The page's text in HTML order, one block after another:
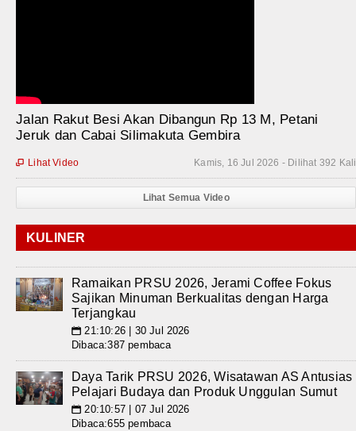
Jalan Rakut Besi Akan Dibangun Rp 13 M, Petani
Jeruk dan Cabai Silimakuta Gembira
Kamis, 16 Jul 2026 - Dilihat 392 Kali
 Lihat Video
Lihat Semua Video
KULINER
Ramaikan PRSU 2026, Jerami Coffee Fokus
Sajikan Minuman Berkualitas dengan Harga
Terjangkau
📅 21:10:26 | 30 Jul 2026
Dibaca:387 pembaca
Daya Tarik PRSU 2026, Wisatawan AS Antusias
Pelajari Budaya dan Produk Unggulan Sumut
📅 20:10:57 | 07 Jul 2026
Dibaca:655 pembaca